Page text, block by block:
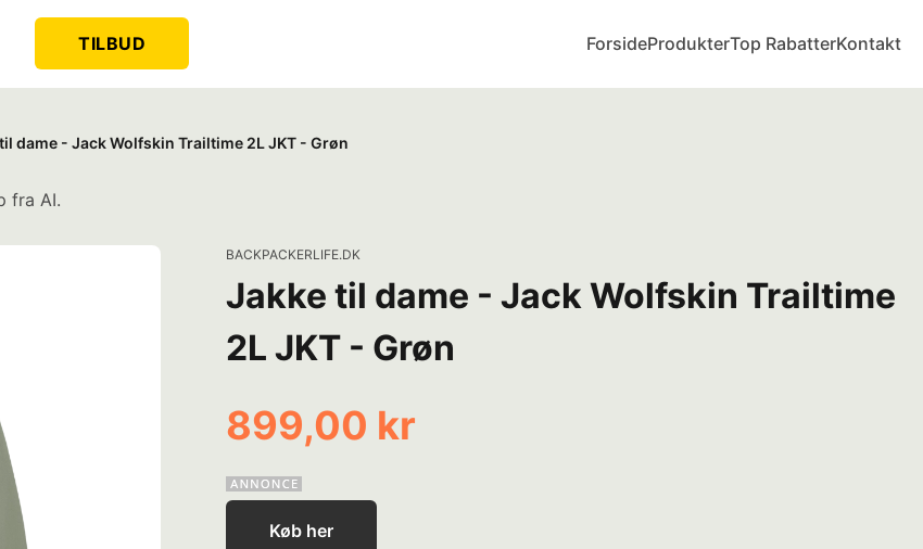
TILBUD ForsideProdukterTop RabatterKontakt
dame - Jack Wolfskin Trailtime 2L JKT - Grøn
fra AI.
BACKPACKERLIFE.DK
Jakke til dame - Jack Wolfskin Trailtime
2L JKT - Grøn
899,00 kr
Køb her